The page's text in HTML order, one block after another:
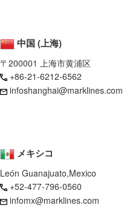
メキシコ
León Guanajuato,Mexico
+52-477-796-0560
infomx@marklines.com
中国 (上海)
〒200001 上海市黄浦区
+86-21-6212-6562
infoshanghai@marklines.com